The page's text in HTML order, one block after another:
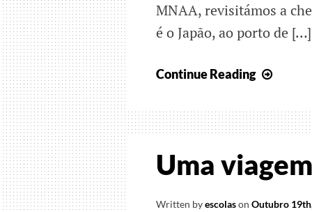
MNAA, revisitámos a
é o Japão, ao porto de […]
Continue Reading
Uma
Written byescolason Outubro